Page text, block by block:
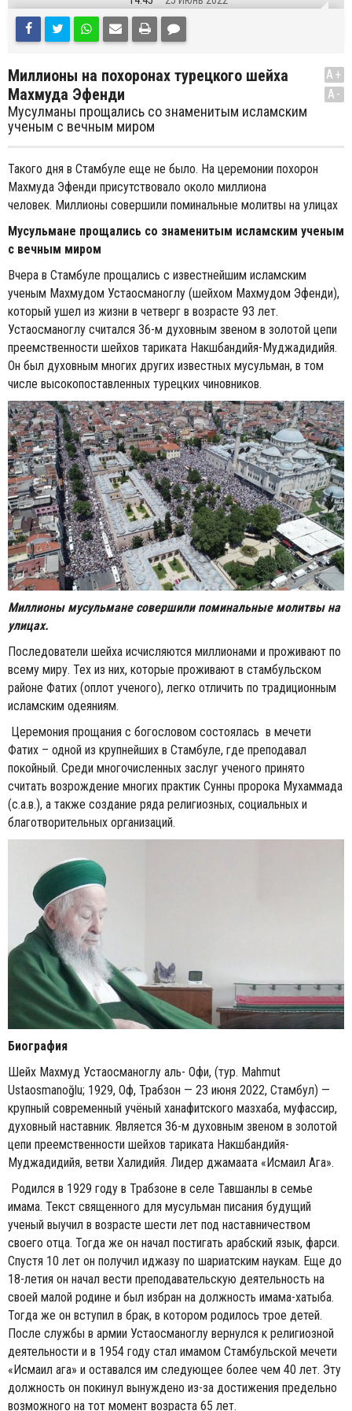
Миллионы на похоронах турецкого шейха
Махмуда Эфенди
Мусулманы прощались со знаменитым исламским
ученым с вечным миром
A+
A-
Такого дня в Стамбуле еще не было. На церемонии похорон
Махмуда Эфенди присутствовало около миллиона
человек. Миллионы совершили поминальные молитвы на улицах
Мусульмане прощались со знаменитым исламским ученым
с вечным миром
Вчера в Стамбуле прощались с известнейшим исламским
ученым Махмудом Устаосманоглу (шейхом Махмудом Эфенди),
который ушел из жизни в четверг в возрасте 93 лет.
Устаосманоглу считался 36-м духовным звеном в золотой цепи
преемственности шейхов тариката Накшбандийя-Муджадидийя.
Он был духовным многих других известных мусульман, в том
числе высокопоставленных турецких чиновников.
Миллионы мусульмане совершили поминальные молитвы на
улицах.
Последователи шейха исчисляются миллионами и проживают по
всему миру. Тех из них, которые проживают в стамбульском
районе Фатих (оплот ученого), легко отличить по традиционным
исламским одеяниям.
Церемония прощания с богословом состоялась в мечети
Фатих – одной из крупнейших в Стамбуле, где преподавал
покойный. Среди многочисленных заслуг ученого принято
считать возрождение многих практик Сунны пророка Мухаммада
(с.а.в.), а также создание ряда религиозных, социальных и
благотворительных организаций.
Биография
Шейх Махмуд Устаосманоглу аль- Офи, (тур. Mahmut
Ustaosmanoğlu; 1929, Оф, Трабзон — 23 июня 2022, Стамбул) —
крупный современный учёный ханафитского мазхаба, муфассир,
духовный наставник. Является 36-м духовным звеном в золотой
цепи преемственности шейхов тариката Накшбандийя-
Муджадидийя, ветви Халидийя. Лидер джамаата «Исмаил Ага».
Родился в 1929 году в Трабзоне в селе Тавшанлы в семье
имама. Текст священного для мусульман писания будущий
ученый выучил в возрасте шести лет под наставничеством
своего отца. Тогда же он начал постигать арабский язык, фарси.
Спустя 10 лет он получил иджазу по шариатским наукам. Еще до
18-летия он начал вести преподавательскую деятельность на
своей малой родине и был избран на должность имама-хатыба.
Тогда же он вступил в брак, в котором родилось трое детей.
После службы в армии Устаосманоглу вернулся к религиозной
деятельности и в 1954 году стал имамом Стамбульской мечети
«Исмаил ага» и оставался им следующее более чем 40 лет. Эту
должность он покинул вынуждено из-за достижения предельно
возможного на тот момент возраста 65 лет.